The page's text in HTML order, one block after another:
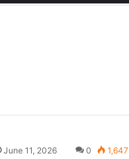
June 11, 2026 0 1,647